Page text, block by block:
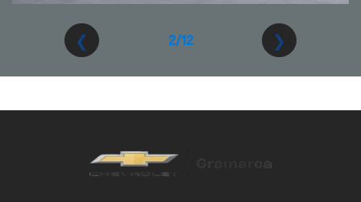
❮ 2/12 ❯